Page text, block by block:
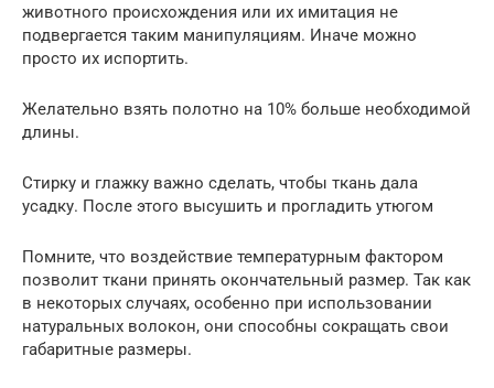
животного происхождения или их имитация не
подвергается таким манипуляциям. Иначе можно
просто их испортить.
Желательно взять полотно на 10% больше необходимой
длины.
Стирку и глажку важно сделать, чтобы ткань дала
усадку. После этого высушить и прогладить утюгом
Помните, что воздействие температурным фактором
позволит ткани принять окончательный размер. Так как
в некоторых случаях, особенно при использовании
натуральных волокон, они способны сокращать свои
габаритные размеры.